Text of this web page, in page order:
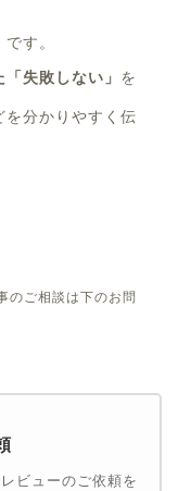
す。
失敗しない」 を
を分かりやすく伝
のご相談は下のお問
ビューのご依頼を